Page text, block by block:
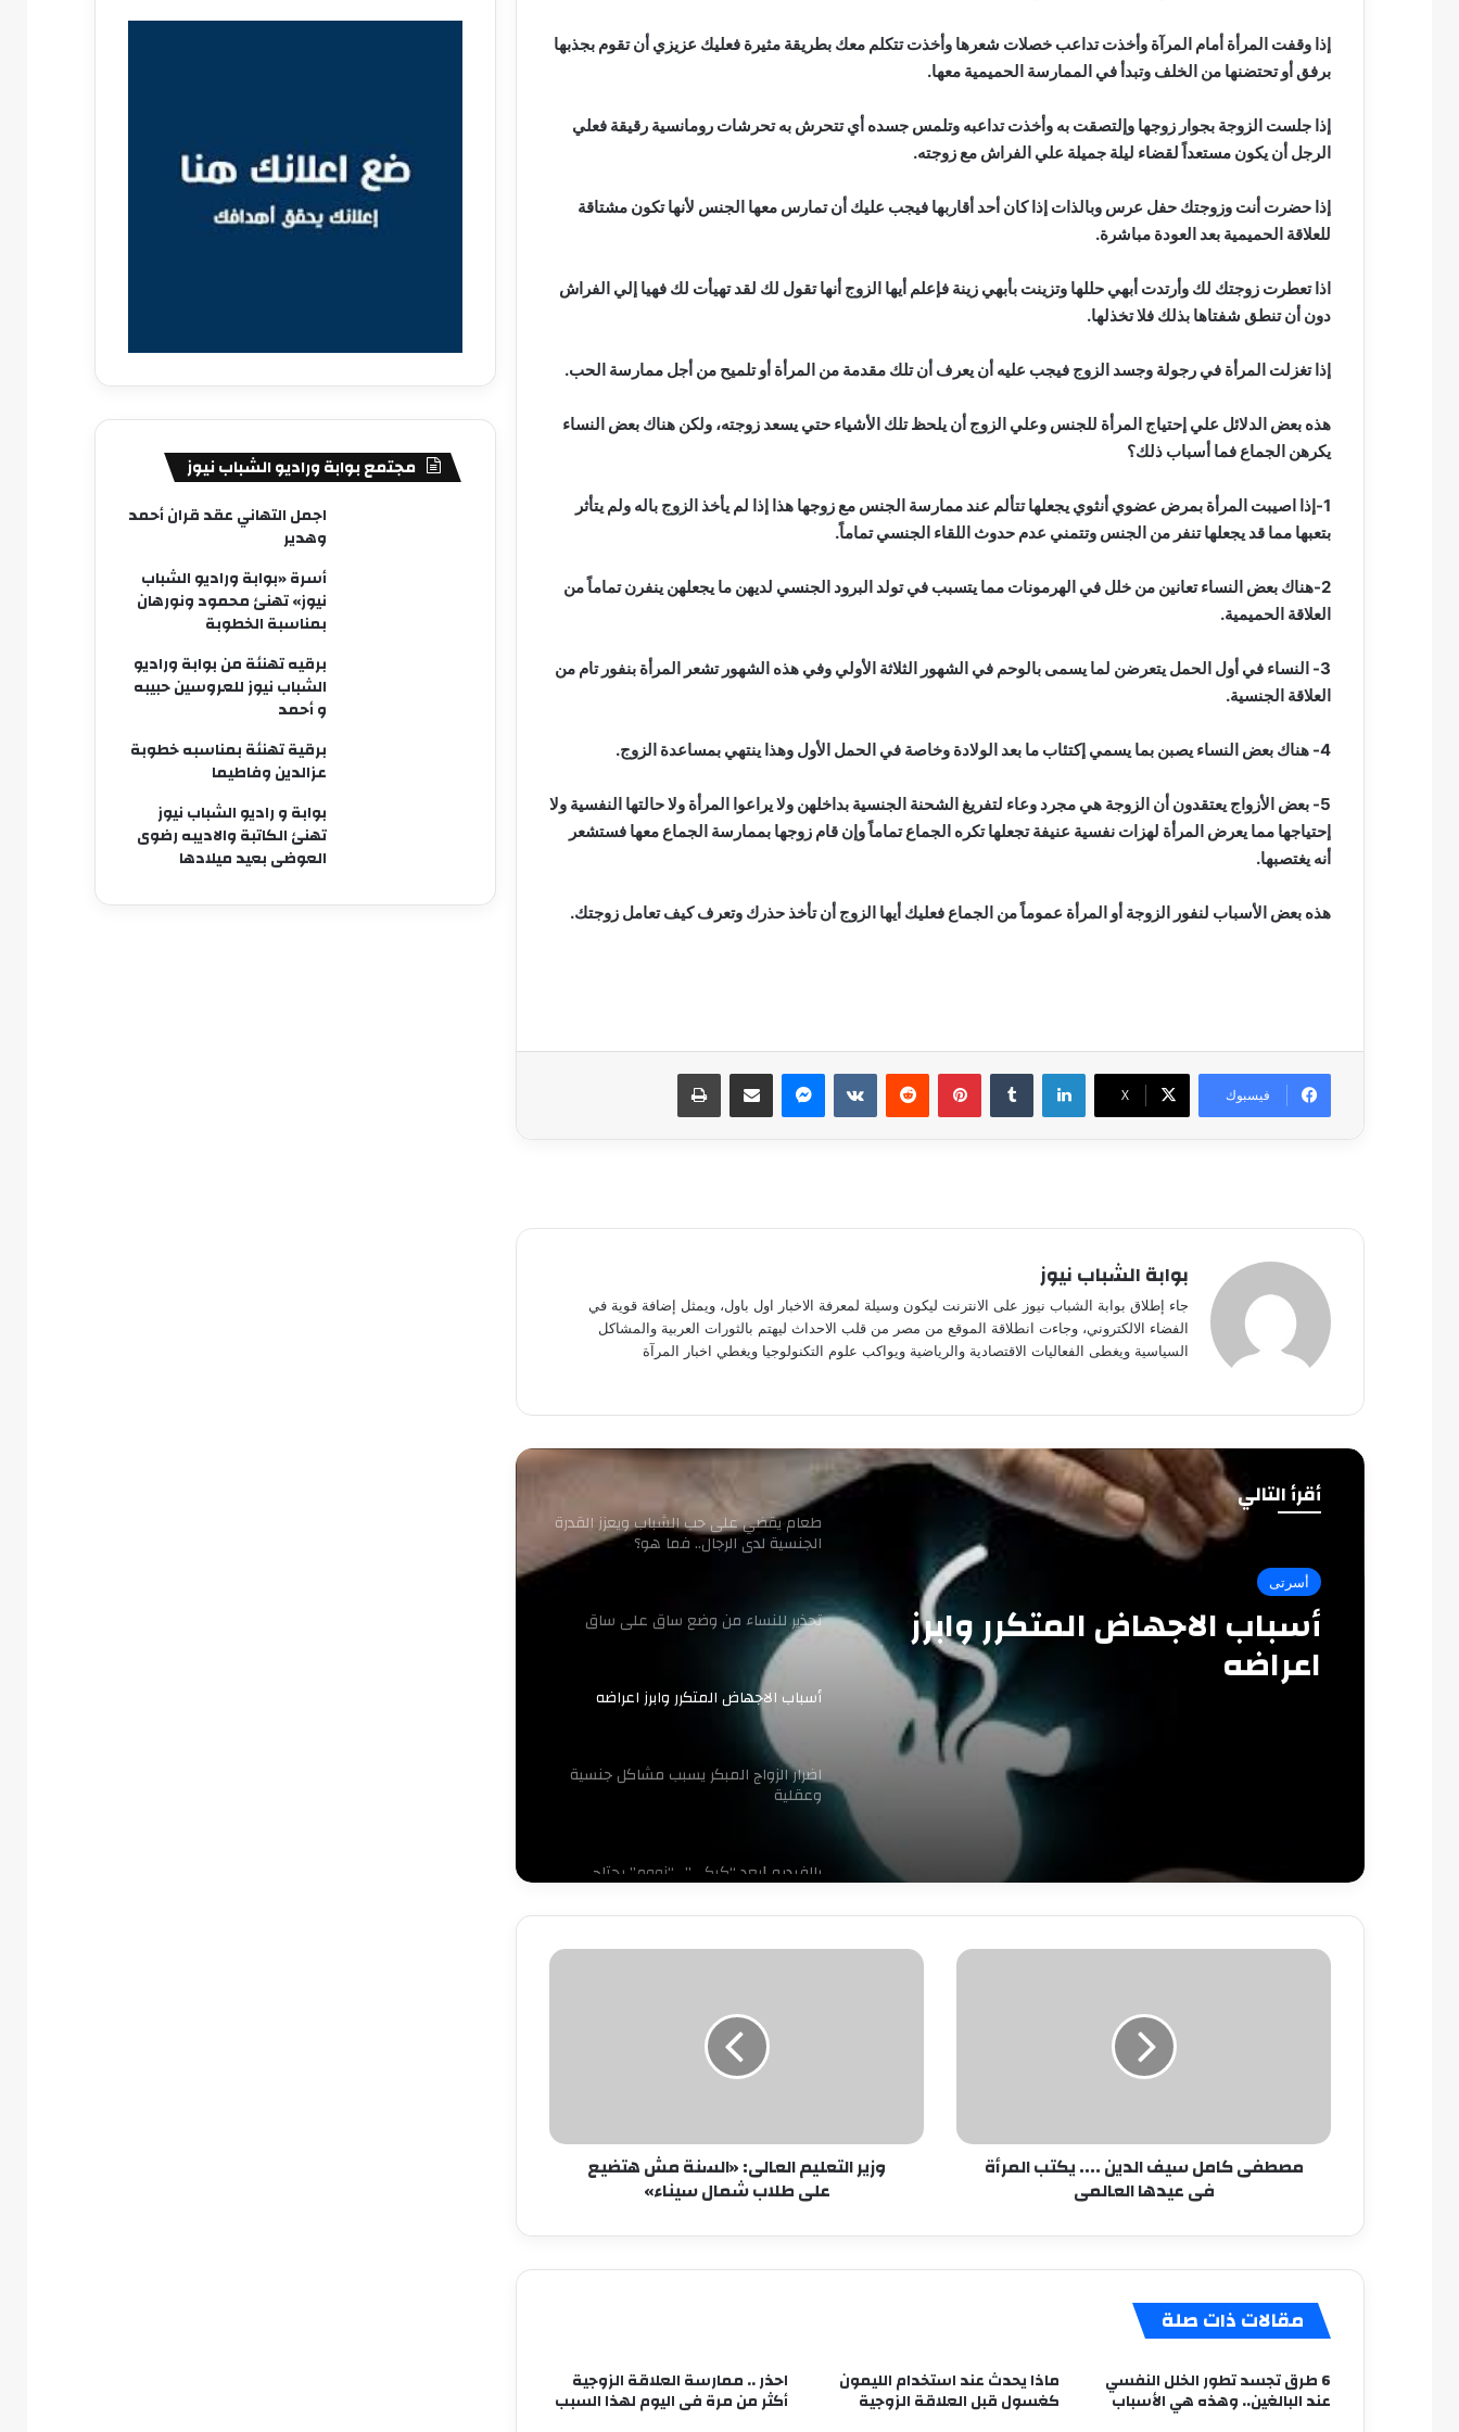
إذا وقفت المرأة أمام المرآة وأخذت تداعب خصلات شعرها وأخذت تتكلم معك بطريقة مثيرة فعليك عزيزي أن تقوم بجذبها
برفق أو تحتضنها من الخلف وتبدأ في الممارسة الحميمية معها.
إذا جلست الزوجة بجوار زوجها وإلتصقت به وأخذت تداعبه وتلمس جسده أي تتحرش به تحرشات رومانسية رقيقة فعلي
الرجل أن يكون مستعداً لقضاء ليلة جميلة علي الفراش مع زوجته.
إذا حضرت أنت وزوجتك حفل عرس وبالذات إذا كان أحد أقاربها فيجب عليك أن تمارس معها الجنس لأنها تكون مشتاقة
للعلاقة الحميمية بعد العودة مباشرة.
اذا تعطرت زوجتك لك وأرتدت أبهي حللها وتزينت بأبهي زينة فإعلم أيها الزوج أنها تقول لك لقد تهيأت لك فهيا إلي الفراش
دون أن تنطق شفتاها بذلك فلا تخذلها.
إذا تغزلت المرأة في رجولة وجسد الزوج فيجب عليه أن يعرف أن تلك مقدمة من المرأة أو تلميح من أجل ممارسة الحب.
هذه بعض الدلائل علي إحتياج المرأة للجنس وعلي الزوج أن يلحظ تلك الأشياء حتي يسعد زوجته، ولكن هناك بعض النساء
يكرهن الجماع فما أسباب ذلك؟
1-إذا اصيبت المرأة بمرض عضوي أنثوي يجعلها تتألم عند ممارسة الجنس مع زوجها هذا إذا لم يأخذ الزوج باله ولم يتأثر
بتعبها مما قد يجعلها تنفر من الجنس وتتمني عدم حدوث اللقاء الجنسي تماماً.
2-هناك بعض النساء تعانين من خلل في الهرمونات مما يتسبب في تولد البرود الجنسي لديهن ما يجعلهن ينفرن تماماً من
العلاقة الحميمية.
3- النساء في أول الحمل يتعرضن لما يسمى بالوحم في الشهور الثلاثة الأولي وفي هذه الشهور تشعر المرأة بنفور تام من
العلاقة الجنسية.
4- هناك بعض النساء يصبن بما يسمي إكتئاب ما بعد الولادة وخاصة في الحمل الأول وهذا ينتهي بمساعدة الزوج.
5- بعض الأزواج يعتقدون أن الزوجة هي مجرد وعاء لتفريغ الشحنة الجنسية بداخلهن ولا يراعوا المرأة ولا حالتها النفسية ولا
إحتياجها مما يعرض المرأة لهزات نفسية عنيفة تجعلها تكره الجماع تماماً وإن قام زوجها بممارسة الجماع معها فستشعر
أنه يغتصبها.
هذه بعض الأسباب لنفور الزوجة أو المرأة عموماً من الجماع فعليك أيها الزوج أن تأخذ حذرك وتعرف كيف تعامل زوجتك.
فيسبوك ‫X
لينكدإن بينتيريست ماسنجر مشاركة عبر البريد طباعة
بوابة الشباب نيوز
جاء إطلاق بوابة الشباب نيوز على الانترنت ليكون وسيلة لمعرفة الاخبار اول باول، ويمثل إضافة قوية في
الفضاء الالكتروني، وجاءت انطلاقة الموقع من مصر من قلب الاحداث ليهتم بالثورات العربية والمشاكل
السياسية ويغطى الفعاليات الاقتصادية والرياضية ويواكب علوم التكنولوجيا ويغطي اخبار المرآة
أقرأ التالي
أسرتى
أسباب الاجهاض المتكرر وابرز
اعراضه
ممارسة الجنس في الشيخوخة تحافظ على
الذاكرة
أهمّ النصائح للعناية بالمنطقة الحسّاسة
طعام يقضي على حب الشباب ويعزز القدرة
الجنسية لدى الرجال.. فما هو؟
تحذير للنساء من وضع ساق على ساق
أسباب الاجهاض المتكرر وابرز اعراضه
اضرار الزواج المبكر يسبب مشاكل جنسية
وعقلية
بالفيديو |بعد “كيكي”.. “زووم” يجتاح
التايمز: أيرلندا تمنح المراهقين حق تحديد
الجنس عند بلوغهم 16 عامًا
سبب غريب وراء توقف نزول الدورة
الشهرية.. ما هو؟
ممارسة الجنس في الشيخوخة تحافظ على
مصطفى
عيدها
العالمىمصطفى كامل سيف الدين .... يكتب المرأة
فى عيدها العالمى
وزير
شمال
وزير التعليم العالى: «السنة مش هتضيع
على طلاب شمال سيناء»
مقالات ذات صلة
6 طرق تجسد تطور الخلل النفسي
عند البالغين.. وهذه هي الأسباب
ماذا يحدث عند استخدام الليمون
كغسول قبل العلاقة الزوجية
احذر .. ممارسة العلاقة الزوجية
أكثر من مرة فى اليوم لهذا السبب
مجتمع بوابة وراديو الشباب نيوز
اجمل التهاني عقد قران أحمد
وهدير
أسرة «بوابة وراديو الشباب
نيوز» تهنئ محمود ونورهان
بمناسبة الخطوبة
برقيه تهنئة من بوابة وراديو
الشباب نيوز للعروسين حبيبه
و أحمد
برقية تهنئة بمناسبه خطوبة
عزالدين وفاطيما
بوابة و راديو الشباب نيوز
تهنئ الكاتبة والاديبه رضوى
العوضى بعيد ميلادها